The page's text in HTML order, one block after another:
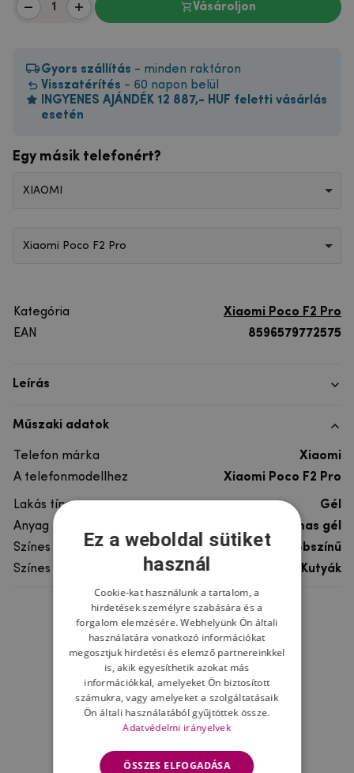
Vásároljon
Gyors szállítás - minden raktáron
Visszatérítés - 60 napon belül
INGYENES AJÁNDÉK 12 887,- HUF feletti vásárlás
esetén
Egy másik telefonért?
XIAOMI
Xiaomi Poco F2 Pro
Kategória
Xiaomi Poco F2 Pro
EAN
8596579772575
Leírás
Műszaki adatok
Telefon márka
Xiaomi
A telefonmodellhez
Xiaomi Poco F2 Pro
Lakás típusa
Gél
Anyag
rugalmas gél
Színes
többszínű
Színes motívum
Kutyák
Ne felejtsd el
Ez a weboldal sütiket
használ
Cookie-kat használunk a tartalom, a
hirdetések személyre szabására és a
forgalom elemzésére. Webhelyünk Ön általi
használatára vonatkozó információkat
megosztjuk hirdetési és elemző partnereinkkel
is, akik egyesíthetik azokat más
információkkal, amelyeket Ön biztosított
számukra, vagy amelyeket a szolgáltatásaik
Ön általi használatából gyűjtöttek össze.
Adatvédelmi irányelvek
ÖSSZES ELFOGADÁSA